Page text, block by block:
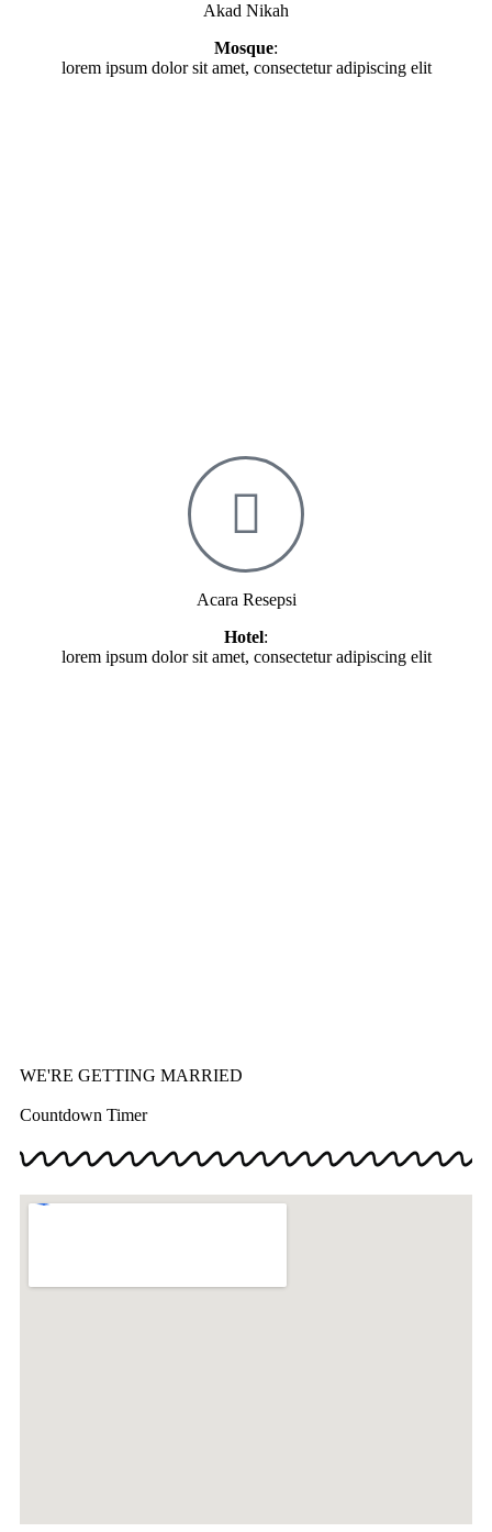
Akad Nikah
Mosque:
lorem ipsum dolor sit amet, consectetur adipiscing elit
Acara Resepsi
Hotel:
lorem ipsum dolor sit amet, consectetur adipiscing elit
WE'RE GETTING MARRIED
Countdown Timer